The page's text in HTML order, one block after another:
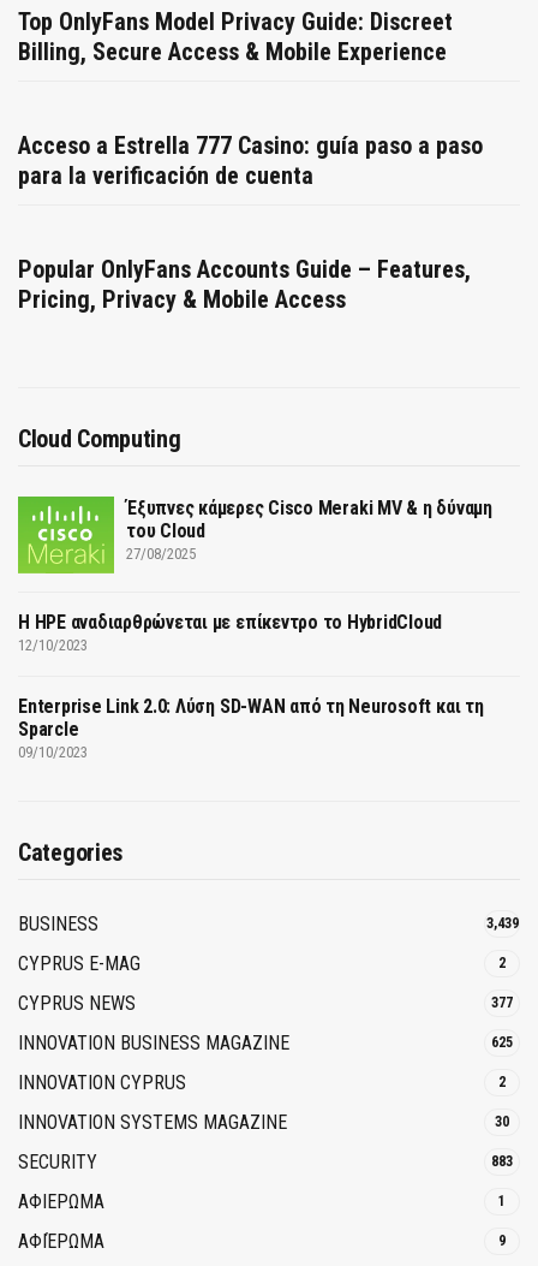
Top OnlyFans Model Privacy Guide: Discreet
Billing, Secure Access & Mobile Experience
Acceso a Estrella 777 Casino: guía paso a paso
para la verificación de cuenta
Popular OnlyFans Accounts Guide – Features,
Pricing, Privacy & Mobile Access
Cloud Computing
Έξυπνες κάμερες Cisco Meraki MV & η δύναμη
του Cloud
27/08/2025
H HPE αναδιαρθρώνεται με επίκεντρο το HybridCloud
12/10/2023
Enterprise Link 2.0: Λύση SD-WAN από τη Neurosoft και τη
Sparcle
09/10/2023
Categories
BUSINESS 3,439
CYPRUS E-MAG 2
CYPRUS NEWS 377
INNOVATION BUSINESS MAGAZINE 625
INNOVATION CYPRUS 2
INNOVATION SYSTEMS MAGAZINE 30
SECURITY 883
ΑΦΙΕΡΩΜΑ 1
ΑΦΙΈΡΩΜΑ 9